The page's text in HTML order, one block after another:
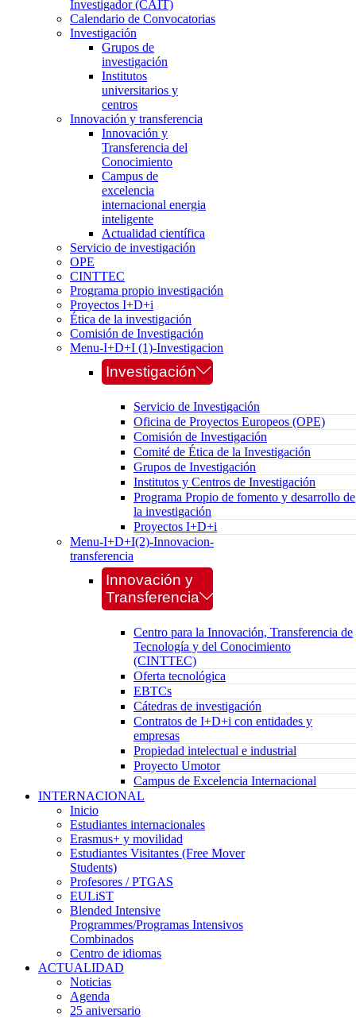
Investigador (CAIT)
Calendario de Convocatorias
Investigación
Grupos de
investigación
Institutos
universitarios y
centros
Innovación y transferencia
Innovación y
Transferencia del
Conocimiento
Campus de
excelencia
internacional energia
inteligente
Actualidad científica
Servicio de investigación
OPE
CINTTEC
Programa propio investigación
Proyectos I+D+i
Ética de la investigación
Comisión de Investigación
Menu-I+D+I (1)-Investigacion
Investigación
Servicio de Investigación
Oficina de Proyectos Europeos (OPE)
Comisión de Investigación
Comité de Ética de la Investigación
Grupos de Investigación
Institutos y Centros de Investigación
Programa Propio de fomento y desarrollo de
la investigación
Proyectos I+D+i
Menu-I+D+I(2)-Innovacion-
transferencia
Innovación y
Transferencia
Centro para la Innovación, Transferencia de
Tecnología y del Conocimiento
(CINTTEC)
Oferta tecnológica
EBTCs
Cátedras de investigación
Contratos de I+D+i con entidades y
empresas
Propiedad intelectual e industrial
Proyecto Umotor
Campus de Excelencia Internacional
INTERNACIONAL
Inicio
Estudiantes internacionales
Erasmus+ y movilidad
Estudiantes Visitantes (Free Mover
Students)
Profesores / PTGAS
EULiST
Blended Intensive
Programmes/Programas Intensivos
Combinados
Centro de idiomas
ACTUALIDAD
Noticias
Agenda
25 aniversario